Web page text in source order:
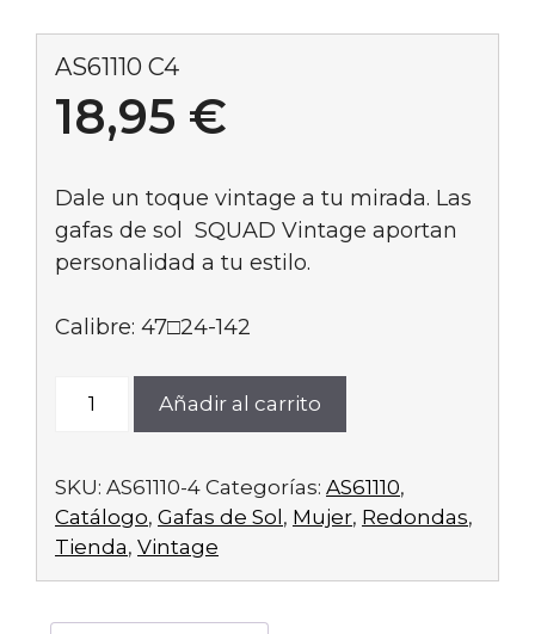
AS61110 C4
18,95 €
Dale un toque vintage a tu mirada. Las
gafas de sol SQUAD Vintage aportan
personalidad a tu estilo.
Calibre: 47□24-142
Añadir al carrito
SKU: AS61110-4 Categorías: AS61110,
Catálogo, Gafas de Sol , Mujer, Redondas,
Tienda, Vintage